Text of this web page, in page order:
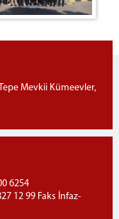
Mevkii Kümeevler,
6254
12 99 Faks İnfaz-